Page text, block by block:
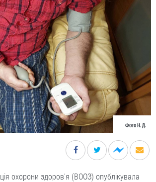
Фото Н. Д.
охорони здоров’я (ВООЗ) опублікувала